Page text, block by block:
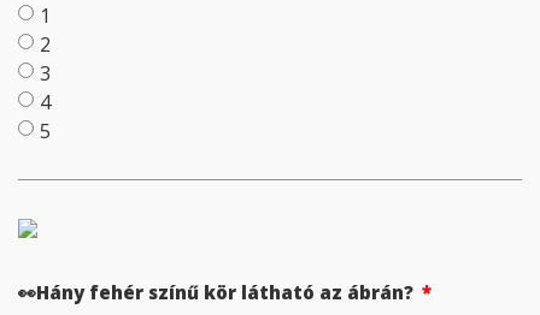
1
2
3
4
5
👀Hány fehér színű kör látható az ábrán?